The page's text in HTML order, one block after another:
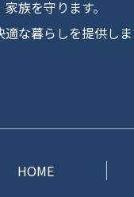
族を守ります。
な暮らしを提供し
HOME